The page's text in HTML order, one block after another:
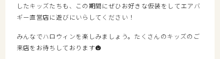
したキッズたちも、この期間にぜひお好きな仮装をしてエアバ
ギー直営店に遊びにいらしてください！
みんなでハロウィンを楽しみましょう。たくさんのキッズのご
来店をお待ちしております🎃